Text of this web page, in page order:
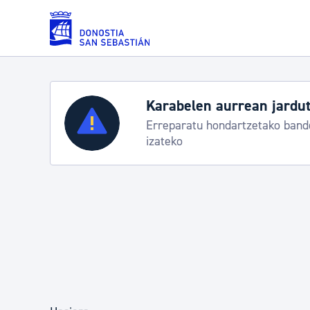
Eduki nagusira joan
Zerbitzuak
Errolda eta gai pertsonalak
Aste Nagusia 2026:
Abuztuak 8-15